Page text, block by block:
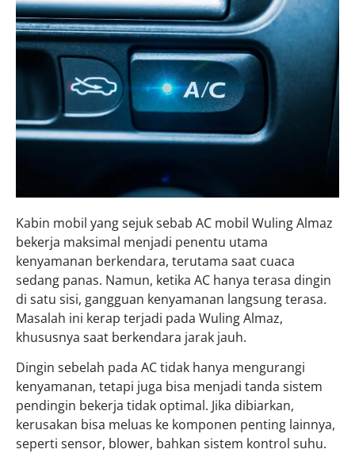
Kabin mobil yang sejuk sebab AC mobil Wuling Almaz
bekerja maksimal menjadi penentu utama
kenyamanan berkendara, terutama saat cuaca
sedang panas. Namun, ketika AC hanya terasa dingin
di satu sisi, gangguan kenyamanan langsung terasa.
Masalah ini kerap terjadi pada Wuling Almaz,
khususnya saat berkendara jarak jauh.
Dingin sebelah pada AC tidak hanya mengurangi
kenyamanan, tetapi juga bisa menjadi tanda sistem
pendingin bekerja tidak optimal. Jika dibiarkan,
kerusakan bisa meluas ke komponen penting lainnya,
seperti sensor, blower, bahkan sistem kontrol suhu.